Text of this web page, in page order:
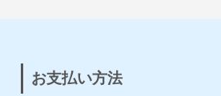
お支払い方法